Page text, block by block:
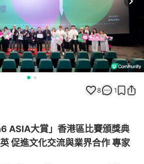
8 1
ASIA大賞」香港區比賽頒獎典
促進文化交流與業界合作 專家